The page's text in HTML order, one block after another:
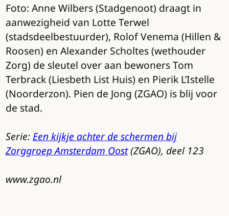
Foto: Anne Wilbers (Stadgenoot) draagt in
aanwezigheid van Lotte Terwel
(stadsdeelbestuurder), Rolof Venema (Hillen &
Roosen) en Alexander Scholtes (wethouder
Zorg) de sleutel over aan bewoners Tom
Terbrack (Liesbeth List Huis) en Pierik L’Istelle
(Noorderzon). Pien de Jong (ZGAO) is blij voor
de stad.
Serie:Een kijkje achter de schermen bij
Zorggroep Amsterdam Oost(ZGAO), deel 123
www.zgao.nl